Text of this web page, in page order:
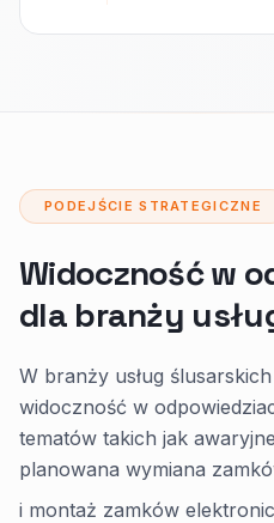
PODEJŚCIE STRATEGICZNE
Widoczność w
dla branży
W branży usług
widoczność w
tematów takich jak
planowana wymiana
i montaż zamków